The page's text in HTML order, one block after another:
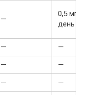
—
0,5 мг
день
—
—
—
—
—
—